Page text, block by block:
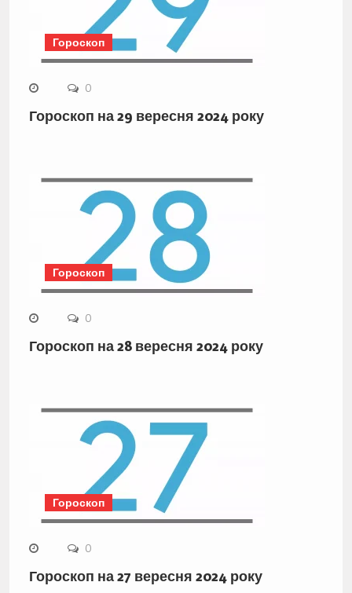
Гороскоп
0
Гороскоп на 29 вересня 2024 року
Гороскоп
0
Гороскоп на 28 вересня 2024 року
Гороскоп
0
Гороскоп на 27 вересня 2024 року